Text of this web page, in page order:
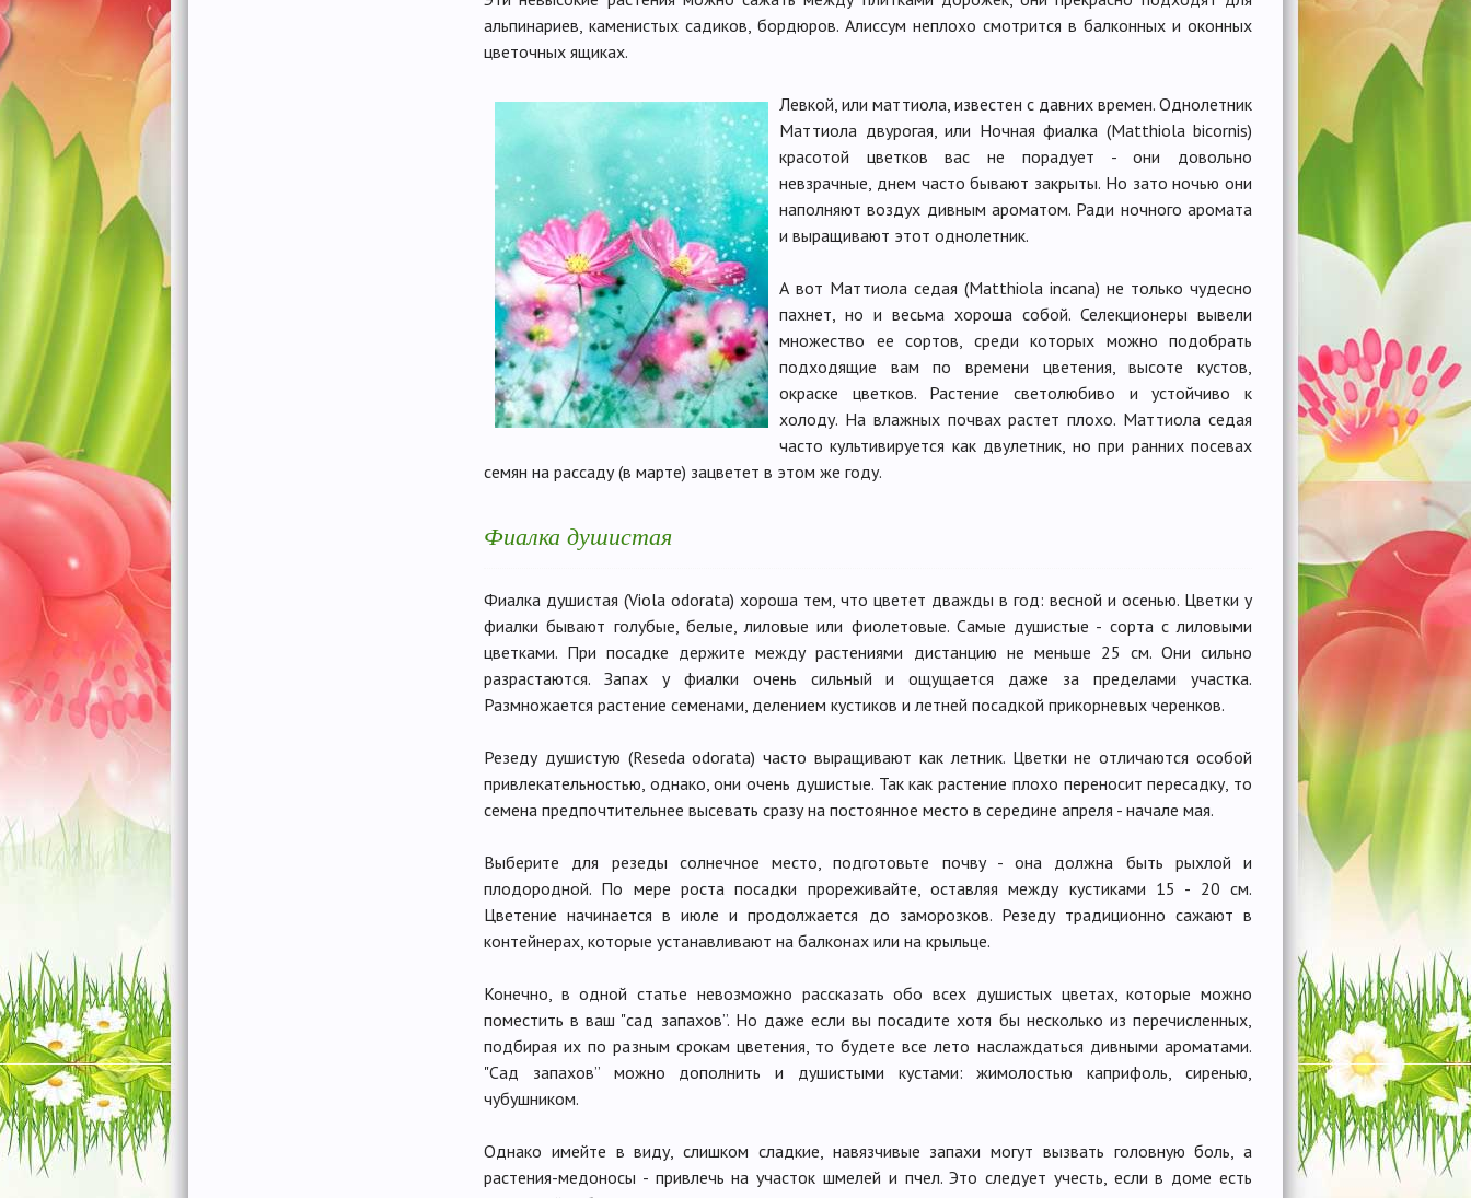
альпинариев, каменистых садиков, бордюров. Алиссум неплохо смотрится в балконных и оконных
цветочных ящиках.
Левкой, или маттиола, известен с давних времен. Однолетник
Маттиола двурогая, или Ночная фиалка (Matthiola bicornis)
красотой цветков вас не порадует - они довольно
невзрачные, днем часто бывают закрыты. Но зато ночью они
наполняют воздух дивным ароматом. Ради ночного аромата
и выращивают этот однолетник.
А вот Маттиола седая (Matthiola incana) не только чудесно
пахнет, но и весьма хороша собой. Селекционеры вывели
множество ее сортов, среди которых можно подобрать
подходящие вам по времени цветения, высоте кустов,
окраске цветков. Растение светолюбиво и устойчиво к
холоду. На влажных почвах растет плохо. Маттиола седая
часто культивируется как двулетник, но при ранних посевах
семян на рассаду (в марте) зацветет в этом же году.
Фиалка душистая
Фиалка душистая (Viola odorata) хороша тем, что цветет дважды в год: весной и осенью. Цветки у
фиалки бывают голубые, белые, лиловые или фиолетовые. Самые душистые - сорта с лиловыми
цветками. При посадке держите между растениями дистанцию не меньше 25 см. Они сильно
разрастаются. Запах у фиалки очень сильный и ощущается даже за пределами участка.
Размножается растение семенами, делением кустиков и летней посадкой прикорневых черенков.
Резеду душистую (Reseda odorata) часто выращивают как летник. Цветки не отличаются особой
привлекательностью, однако, они очень душистые. Так как растение плохо переносит пересадку, то
семена предпочтительнее высевать сразу на постоянное место в середине апреля - начале мая.
Выберите для резеды солнечное место, подготовьте почву - она должна быть рыхлой и
плодородной. По мере роста посадки прореживайте, оставляя между кустиками 15 - 20 см.
Цветение начинается в июле и продолжается до заморозков. Резеду традиционно сажают в
контейнерах, которые устанавливают на балконах или на крыльце.
Конечно, в одной статье невозможно рассказать обо всех душистых цветах, которые можно
поместить в ваш "сад запахов”. Но даже если вы посадите хотя бы несколько из перечисленных,
подбирая их по разным срокам цветения, то будете все лето наслаждаться дивными ароматами.
"Сад запахов” можно дополнить и душистыми кустами: жимолостью каприфоль, сиренью,
чубушником.
Однако имейте в виду, слишком сладкие, навязчивые запахи могут вызвать головную боль, а
растения-медоносы - привлечь на участок шмелей и пчел. Это следует учесть, если в доме есть